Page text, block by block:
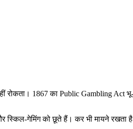
रोकता। 1867 का Public Gambling Act
स्किल-गेमिंग को छूते हैं। कर भी मायने